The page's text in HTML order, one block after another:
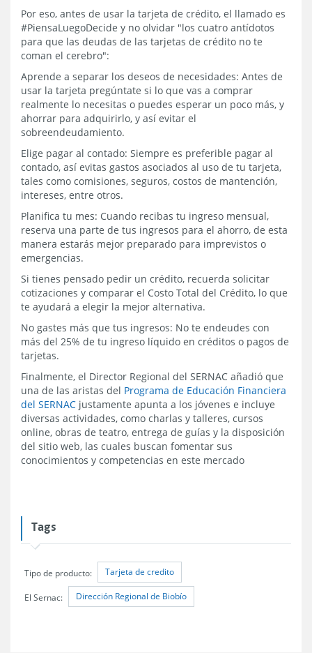
Por eso, antes de usar la tarjeta de crédito, el llamado es
#PiensaLuegoDecide y no olvidar "los cuatro antídotos
para que las deudas de las tarjetas de crédito no te
coman el cerebro":
Aprende a separar los deseos de necesidades: Antes de
usar la tarjeta pregúntate si lo que vas a comprar
realmente lo necesitas o puedes esperar un poco más, y
ahorrar para adquirirlo, y así evitar el
sobreendeudamiento.
Elige pagar al contado: Siempre es preferible pagar al
contado, así evitas gastos asociados al uso de tu tarjeta,
tales como comisiones, seguros, costos de mantención,
intereses, entre otros.
Planifica tu mes: Cuando recibas tu ingreso mensual,
reserva una parte de tus ingresos para el ahorro, de esta
manera estarás mejor preparado para imprevistos o
emergencias.
Si tienes pensado pedir un crédito, recuerda solicitar
cotizaciones y comparar el Costo Total del Crédito, lo que
te ayudará a elegir la mejor alternativa.
No gastes más que tus ingresos: No te endeudes con
más del 25% de tu ingreso líquido en créditos o pagos de
tarjetas.
Finalmente, el Director Regional del SERNAC añadió que
una de las aristas del Programa de Educación Financiera
del SERNAC justamente apunta a los jóvenes e incluye
diversas actividades, como charlas y talleres, cursos
online, obras de teatro, entrega de guías y la disposición
del sitio web, las cuales buscan fomentar sus
conocimientos y competencias en este mercado​​
Tags
Tipo de producto: Tarjeta de credito
El Sernac: Dirección Regional de Biobío